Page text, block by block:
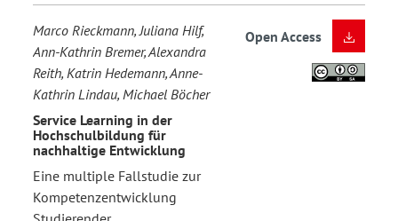
Marco Rieckmann, Juliana Hilf,
Ann-Kathrin Bremer, Alexandra
Reith, Katrin Hedemann, Anne-
Kathrin Lindau, Michael Böcher
Service Learning in der
Hochschulbildung für
nachhaltige Entwicklung
Eine multiple Fallstudie zur
Kompetenzentwicklung
Open Access